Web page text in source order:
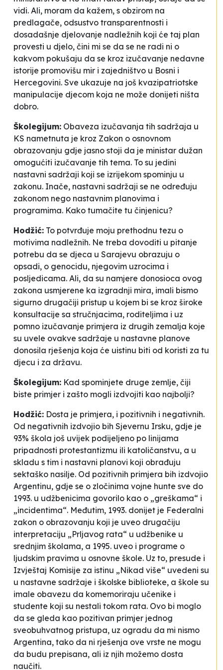
vidi. Ali, moram da kažem, s obzirom na
predlagače, odsustvo transparentnosti i
dosadašnje djelovanje nadležnih koji će taj plan
provesti u djelo, čini mi se da se ne radi ni o
kakvom pokušaju da se kroz izučavanje nedavne
istorije promovišu mir i zajedništvo u Bosni i
Hercegovini. Sve ukazuje na još kvazipatriotske
manipulacije djecom koja ne može donijeti ništa
dobro.
Školegijum: Obaveza izučavanja tih sadržaja u
KS nametnuta je kroz Zakon o osnovnom
obrazovanju gdje jasno stoji da je ministar dužan
omogućiti izučavanje tih tema. To su jedini
nastavni sadržaji koji se izrijekom spominju u
zakonu. Inače, nastavni sadržaji se ne određuju
zakonom nego nastavnim planovima i
programima. Kako tumačite tu činjenicu?
Hodžić: To potvrđuje moju prethodnu tezu o
motivima nadležnih. Ne treba dovoditi u pitanje
potrebu da se djeca u Sarajevu obrazuju o
opsadi, o genocidu, njegovim uzrocima i
posljedicama. Ali, da su namjere donosioca ovog
zakona usmjerene ka izgradnji mira, imali bismo
sigurno drugačiji pristup u kojem bi se kroz široke
konsultacije sa stručnjacima, roditeljima i uz
pomno izučavanje primjera iz drugih zemalja koje
su uvele ovakve sadržaje u nastavne planove
donosila rješenja koja će uistinu biti od koristi za tu
djecu i za državu.
Školegijum: Kad spominjete druge zemlje, čiji
biste primjer i zašto mogli izdvojiti kao najbolji?
Hodžić: Dosta je primjera, i pozitivnih i negativnih.
Od negativnih izdvojio bih Sjevernu Irsku, gdje je
93% škola još uvijek podijeljeno po linijama
pripadnosti protestantizmu ili katoličanstvu, a u
skladu s tim i nastavni planovi koji obrađuju
sektaško nasilje. Od pozitivnih primjera bih izdvojio
Argentinu, gdje se o zločinima vojne hunte sve do
1993. u udžbenicima govorilo kao o „greškama“ i
„incidentima“. Međutim, 1993. donijet je Federalni
zakon o obrazovanju koji je uveo drugačiju
interpretaciju „Prljavog rata“ u udžbenike u
srednjim školama, a 1995. uveo i programe o
ljudskim pravima u osnovne škole. Uz to, presude i
Izvještaj Komisije za istinu „Nikad više“ uvedeni su
u nastavne sadržaje i školske biblioteke, a škole su
imale obavezu da komemoriraju učenike i
studente koji su nestali tokom rata. Ovo bi moglo
da se gleda kao pozitivan primjer jednog
sveobuhvatnog pristupa, uz ogradu da mi nismo
Argentina, tako da ni rješenja ove vrste ne mogu
da budu prepisana, ali iz njih možemo dosta
naučiti.